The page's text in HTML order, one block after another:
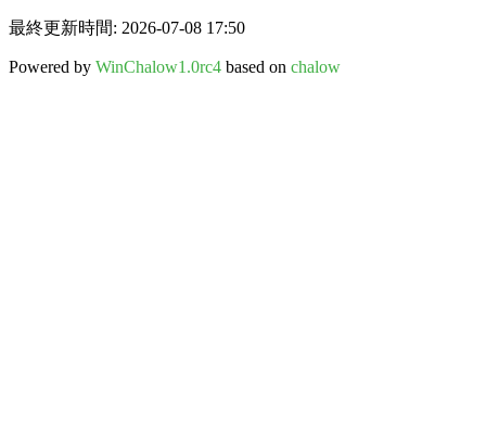
最終更新時間: 2026-07-08 17:50
Powered by WinChalow1.0rc4 based on chalow